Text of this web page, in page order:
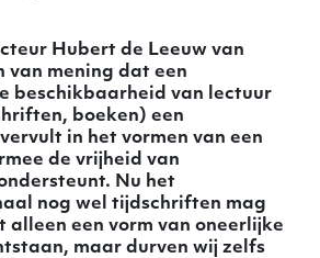
Hubert de Leeuw van
van mening dat een
beschikbaarheid van lectuur
boeken) een
in het vormen van een
de vrijheid van
Nu het
nog wel tijdschriften mag
alleen een vorm van oneerlijke
maar durven wij zelfs